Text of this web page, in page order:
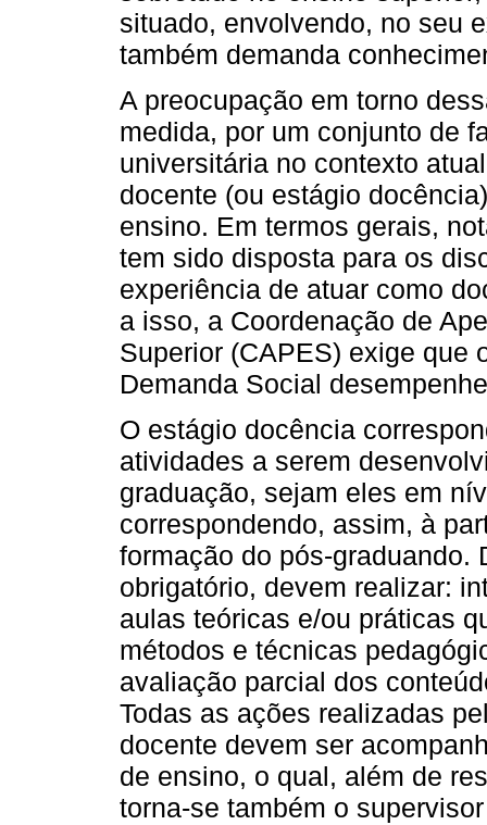
situado, envolvendo, no seu
também demanda
A preocupação em torno
medida, por um conjunto de
universitária no contexto
docente (ou estágio
ensino. Em termos gerais,
tem sido disposta para os
experiência de atuar como
a isso, a Coordenação de
Superior (CAPES) exige que
Demanda Social
O estágio docência
atividades a serem
graduação, sejam eles em
correspondendo, assim, à
formação do pós-graduando.
obrigatório, devem realizar:
aulas teóricas e/ou práticas
métodos e técnicas
avaliação parcial dos
Todas as ações realizadas
docente devem ser
de ensino, o qual, além de
torna-se também o